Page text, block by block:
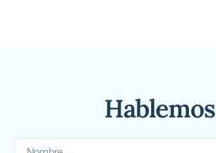
Hablemos